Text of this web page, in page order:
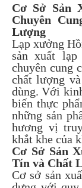
Cơ Sở Sản
Chuyên
Lượng
Lạp xưởng
sản xuất
chuyên cung
chất lượng
dùng. Với
biến thực
những sản
hương vị
khắt khe của
Cơ Sở Sản
Tín và Chất
Cơ sở sản